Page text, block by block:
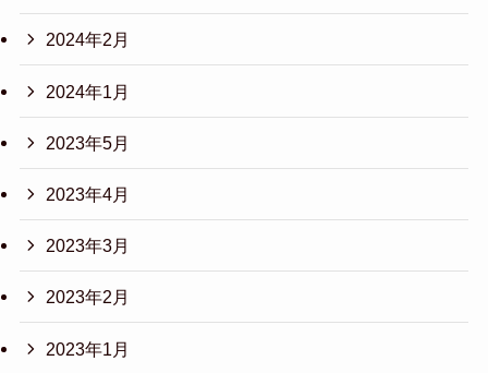
2024年2月
2024年1月
2023年5月
2023年4月
2023年3月
2023年2月
2023年1月